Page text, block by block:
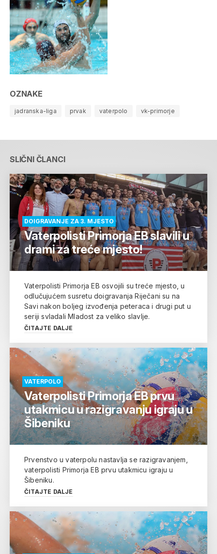
OZNAKE
jadranska-liga prvak vaterpolo vk-primorje
SLIČNI ČLANCI
DOIGRAVANJE ZA 3. MJESTO
Vaterpolisti Primorja EB slavili u
drami za treće mjesto!
Vaterpolisti Primorja EB osvojili su treće mjesto, u
odlučujućem susretu doigravanja Riječani su na
Savi nakon boljeg izvođenja peteraca i drugi put u
seriji svladali Mladost za veliko slavlje.
ČITAJTE DALJE
VATERPOLO
Vaterpolisti Primorja EB prvu
utakmicu u razigravanju igraju u
Šibeniku
Prvenstvo u vaterpolu nastavlja se razigravanjem,
vaterpolisti Primorja EB prvu utakmicu igraju u
Šibeniku.
ČITAJTE DALJE